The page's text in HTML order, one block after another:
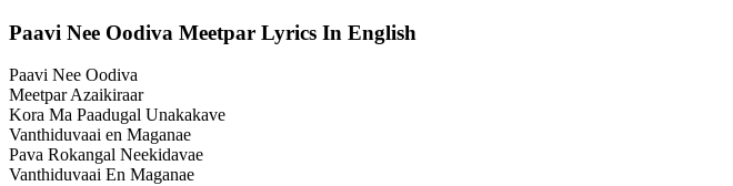
Paavi Nee Oodiva Meetpar Lyrics In English
Paavi Nee Oodiva
Meetpar Azaikiraar
Kora Ma Paadugal Unakakave
Vanthiduvaai en Maganae
Pava Rokangal Neekidavae
Vanthiduvaai En Maganae